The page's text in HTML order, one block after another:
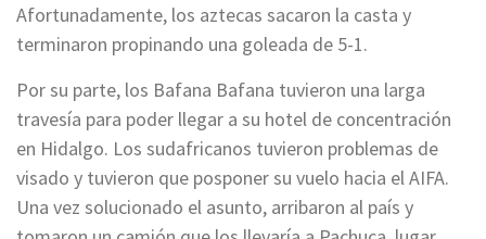
Afortunadamente, los aztecas sacaron la casta y
terminaron propinando una goleada de 5-1.
Por su parte, los Bafana Bafana tuvieron una larga
travesía para poder llegar a su hotel de concentración
en Hidalgo. Los sudafricanos tuvieron problemas de
visado y tuvieron que posponer su vuelo hacia el AIFA.
Una vez solucionado el asunto, arribaron al país y